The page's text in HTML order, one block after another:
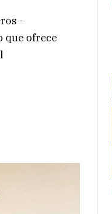
-
que ofrece